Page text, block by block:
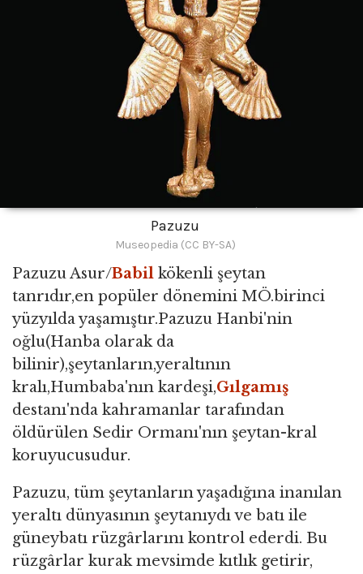
Pazuzu
Museopedia (CC BY-SA)
Pazuzu Asur/Babil kökenli şeytan
tanrıdır,en popüler dönemini MÖ.birinci
yüzyılda yaşamıştır.Pazuzu Hanbi'nin
oğlu(Hanba olarak da
bilinir),şeytanların,yeraltının
kralı,Humbaba'nın kardeşi,Gılgamış
destanı'nda kahramanlar tarafından
öldürülen Sedir Ormanı'nın şeytan-kral
koruyucusudur.
Pazuzu, tüm şeytanların yaşadığına inanılan
yeraltı dünyasının şeytanıydı ve batı ile
güneybatı rüzgârlarını kontrol ederdi. Bu
rüzgârlar kurak mevsimde kıtlık getirir,